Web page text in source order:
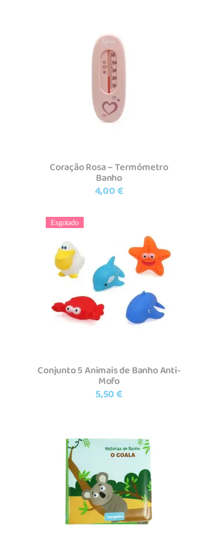
Adicionar
Coração Rosa – Termómetro
Banho
4,00€
Esgotado
Ler mais
Conjunto 5 Animais de Banho Anti-
Mofo
5,50€
Adicionar